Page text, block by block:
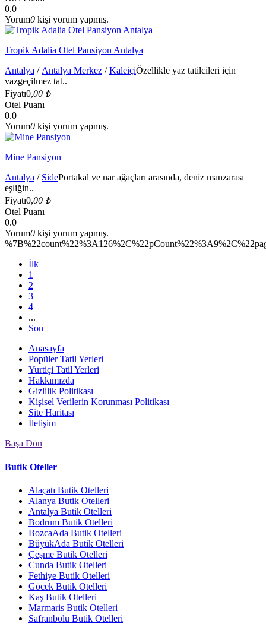
0.0
Yorum0 kişi yorum yapmış.
Tropik Adalia Otel Pansiyon Antalya
Antalya / Antalya Merkez /KaleiçiÖzellikle yaz tatilcileri için
vazgeçilmez tat..
Fiyatı0,00 ₺
Otel Puanı
0.0
Yorum0 kişi yorum yapmış.
Mine Pansiyon
Antalya / SidePortakal ve nar ağaçları arasında, deniz manzarası
eşliğin..
Fiyatı0,00 ₺
Otel Puanı
0.0
Yorum0 kişi yorum yapmış.
İlk
1
2
3
4
...
Son
Anasayfa
Popüler Tatil Yerleri
Yurtiçi Tatil Yerleri
Hakkımızda
Gizlilik Politikası
Kişisel Verilerin Korunması Politikası
Site Haritası
İletişim
Başa Dön
Butik Oteller
Alaçatı Butik Otelleri
Alanya Butik Otelleri
Antalya Butik Otelleri
Bodrum Butik Otelleri
BozcaAda Butik Otelleri
BüyükAda Butik Otelleri
Çeşme Butik Otelleri
Cunda Butik Otelleri
Fethiye Butik Otelleri
Göcek Butik Otelleri
Kaş Butik Otelleri
Marmaris Butik Otelleri
Safranbolu Butik Otelleri